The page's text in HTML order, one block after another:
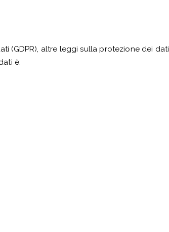
(GDPR), altre leggi sulla protezione dei dati
è: